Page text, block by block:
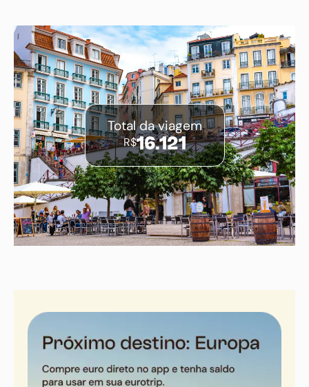
Total da viagem
R$16.121